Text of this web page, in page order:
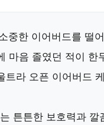
중한 이어버드를 떨
마음 졸였던 적이 한
트라 오픈 이어버드
튼튼한 보호력과